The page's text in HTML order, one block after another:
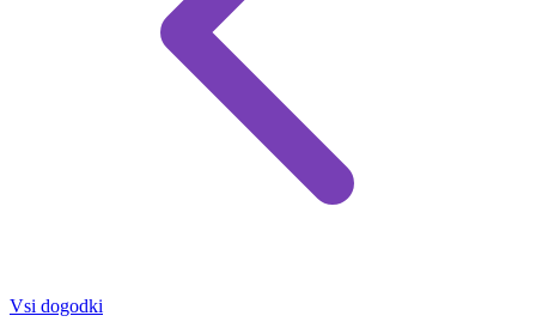
Vsi dogodki